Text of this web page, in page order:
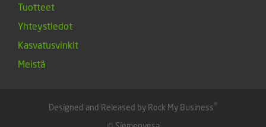
Tuotteet
Yhteystiedot
Kasvatusvinkit
Meistä
Designed and Released by Rock My Business®